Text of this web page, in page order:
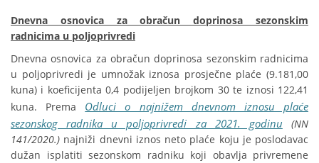
Dnevna osnovica za obračun doprinosa sezonskim
radnicima u poljoprivredi
Dnevna osnovica za obračun doprinosa sezonskim radnicima
u poljoprivredi je umnožak iznosa prosječne plaće (9.181,00
kuna) i koeficijenta 0,4 podijeljen brojkom 30 te iznosi 122,41
kuna. Prema Odluci o najnižem dnevnom iznosu plaće
sezonskog radnika u poljoprivredi za 2021. godinu (NN
141/2020.) najniži dnevni iznos neto plaće koju je poslodavac
dužan isplatiti sezonskom radniku koji obavlja privremene